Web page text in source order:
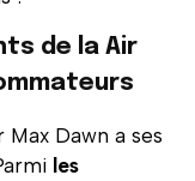
de la Air
Dawn a ses
les